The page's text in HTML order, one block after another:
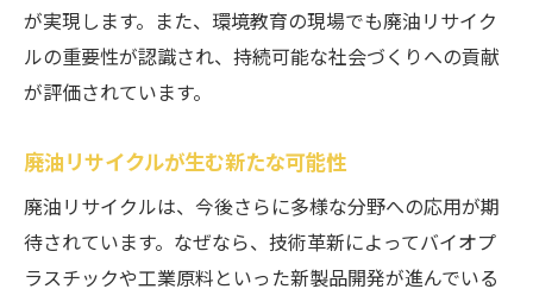
が実現します。また、環境教育の現場でも廃油リサイク
ルの重要性が認識され、持続可能な社会づくりへの貢献
が評価されています。
廃油リサイクルが生む新たな可能性
廃油リサイクルは、今後さらに多様な分野への応用が期
待されています。なぜなら、技術革新によってバイオプ
ラスチックや工業原料といった新製品開発が進んでいる